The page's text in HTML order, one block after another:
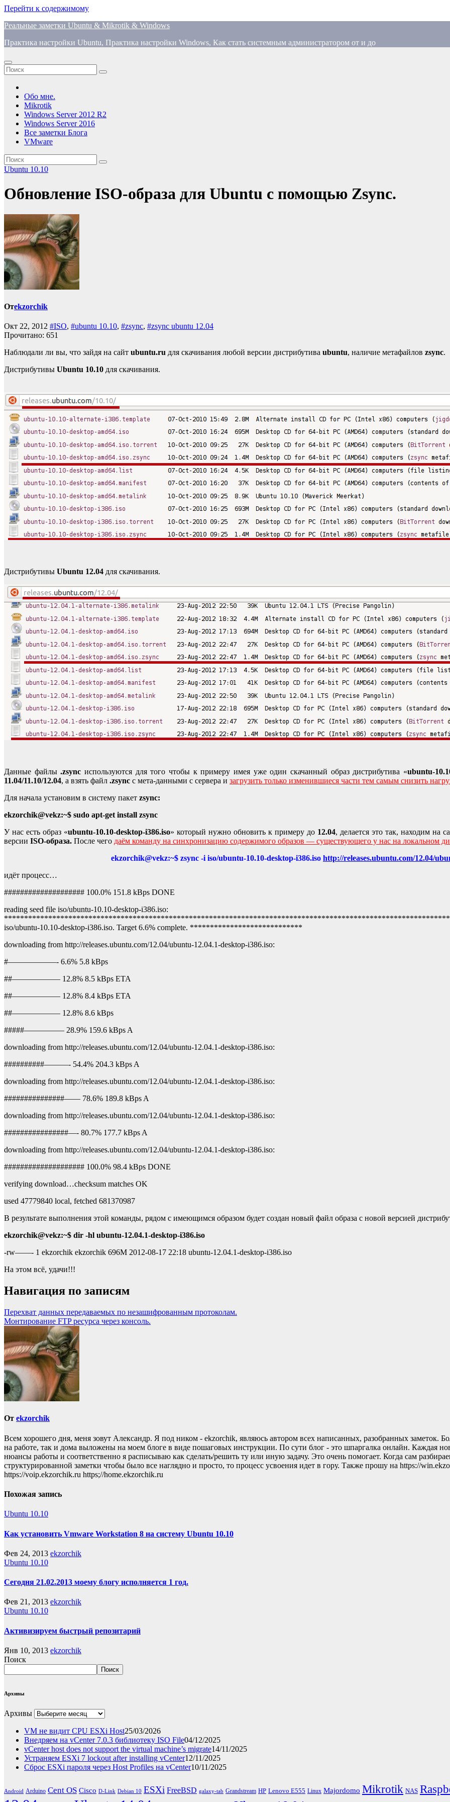
Перейти к содержимому
Реальные заметки Ubuntu & Mikrotik & Windows
Практика настройки Ubuntu, Практика настройки Windows, Как стать системным администратором от и до
Обо мне.
Mikrotik
Windows Server 2012 R2
Windows Server 2016
Все заметки Блога
VMware
Ubuntu 10.10
Обновление ISO-образа для Ubuntu c помощью Zsync.
Отekzorchik
Окт 22, 2012 #ISO, #ubuntu 10.10, #zsync, #zsync ubuntu 12.04
Прочитано: 651
Наблюдали ли вы, что зайдя на сайт ubuntu.ru для скачивания любой версии дистрибутива ubuntu, наличие метафайлов zsync.
Дистрибутивы Ubuntu 10.10 для скачивания.
Дистрибутивы Ubuntu 12.04 для скачивания.
Данные файлы.zsync используются для того чтобы к примеру имея уже один скачанный образ дистрибутива «ubuntu-
11.04/11.10/12.04, а взять файл .zsync с мета-данными с сервера и загрузить только изменившиеся части тем самым снизить
Для начала установим в систему пакет zsync:
ekzorchik@vekz:~$ sudo apt-get install zsync
У нас есть образ «ubuntu-10.10-desktop-i386.iso» который нужно обновить к примеру до 12.04, делается это так, находим на
версии ISO-образа. После чего даём команду на синхронизацию содержимого образов — существующего у нас на локальном
ekzorchik@vekz:~$ zsync -i iso/ubuntu-10.10-desktop-i386.iso http://releases.ubuntu.com/12.04/
идёт процесс…
#################### 100.0% 151.8 kBps DONE
reading seed file iso/ubuntu-10.10-desktop-i386.iso:
iso/ubuntu-10.10-desktop-i386.iso. Target 6.6% complete. ****************************
downloading from http://releases.ubuntu.com/12.04/ubuntu-12.04.1-desktop-i386.iso:
#——————- 6.6% 5.8 kBps
##—————— 12.8% 8.5 kBps ETA
##—————— 12.8% 8.4 kBps ETA
##—————— 12.8% 8.6 kBps
#####————— 28.9% 159.6 kBps A
downloading from http://releases.ubuntu.com/12.04/ubuntu-12.04.1-desktop-i386.iso:
##########———- 54.4% 204.3 kBps A
downloading from http://releases.ubuntu.com/12.04/ubuntu-12.04.1-desktop-i386.iso:
###############—— 78.6% 189.8 kBps A
downloading from http://releases.ubuntu.com/12.04/ubuntu-12.04.1-desktop-i386.iso:
################—- 80.7% 177.7 kBps A
downloading from http://releases.ubuntu.com/12.04/ubuntu-12.04.1-desktop-i386.iso:
#################### 100.0% 98.4 kBps DONE
verifying download…checksum matches OK
used 47779840 local, fetched 681370987
В результате выполнения этой команды, рядом с имеющимся образом будет создан новый файл образа с новой версией
ekzorchik@vekz:~$ dir -hl ubuntu-12.04.1-desktop-i386.iso
-rw——- 1 ekzorchik ekzorchik 696M 2012-08-17 22:18 ubuntu-12.04.1-desktop-i386.iso
На этом всё, удачи!!!
Навигация по записям
Перехват данных передаваемых по незашифрованным протоколам.
Монтирование FTP ресурса через консоль.
От ekzorchik
Всем хорошего дня, меня зовут Александр. Я под ником - ekzorchik, являюсь автором всех написанных, разобранных заметок.
на работе, так и дома выложены на моем блоге в виде пошаговых инструкции. По сути блог - это шпаргалка онлайн. Каждая
нюансы работы и соответственно я расписываю как сделать/решить ту или иную задачу. Это очень помогает. Когда сам
структурированной заметки чтобы было все наглядно и просто, то процесс усвоения идет в гору. Также прошу на https://
https://voip.ekzorchik.ru https;//home.ekzorchik.ru
Похожая запись
Ubuntu 10.10
Как установить Vmware Workstation 8 на систему Ubuntu 10.10
Фев 24, 2013 ekzorchik
Ubuntu 10.10
Сегодня 21.02.2013 моему блогу исполняется 1 год.
Фев 21, 2013 ekzorchik
Ubuntu 10.10
Активизируем быстрый репозитарий
Янв 10, 2013 ekzorchik
Поиск
Поиск
Архивы
Архивы
VM не видит CPU ESXi Host25/03/2026
Внедряем на vCenter 7.0.3 библиотеку ISO File04/12/2025
vCenter host does not support the virtual machine’s migrate14/11/2025
Устраняем ESXi 7 lockout after installing vCenter12/11/2025
Сброс ESXi пароля через Host Profiles на vCenter10/11/2025
Android Arduino Cent OS Cisco D-Link Debian 10 ESXi FreeBSD galaxy-tab Grandstream HP Lenovo E555 Linux Majordomo Mikrotik NAS